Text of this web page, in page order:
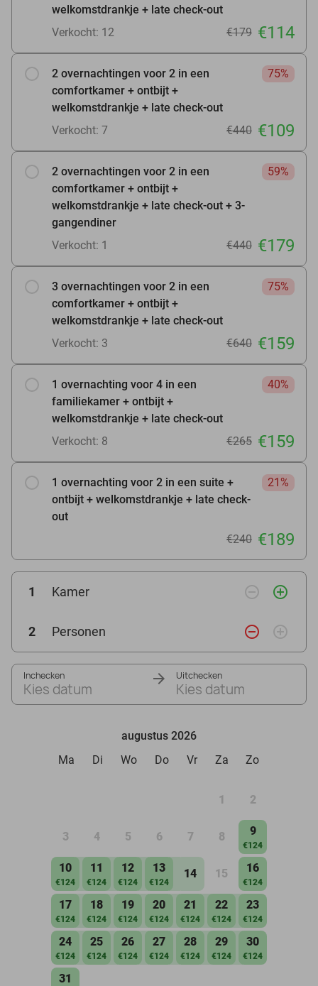
welkomstdrankje + late check-out
Verkocht: 12 €179 €114
2 overnachtingen voor 2 in een
comfortkamer + ontbijt +
welkomstdrankje + late check-out
75%
Verkocht: 7 €440 €109
2 overnachtingen voor 2 in een
comfortkamer + ontbijt +
welkomstdrankje + late check-out + 3-
gangendiner
59%
Verkocht: 1 €440 €179
3 overnachtingen voor 2 in een
comfortkamer + ontbijt +
welkomstdrankje + late check-out
75%
Verkocht: 3 €640 €159
1 overnachting voor 4 in een
familiekamer + ontbijt +
welkomstdrankje + late check-out
40%
Verkocht: 8 €265 €159
1 overnachting voor 2 in een suite +
ontbijt + welkomstdrankje + late check-
out
21%
€240 €189
1 Kamer remove_circle_outline add_circle_outline
2 Personen remove_circle_outline add_circle_outline
Inchecken
Kies datum
Uitchecken
Kies datum
augustus 2026
Ma
Di Wo Do Vr Za Zo
1 2
3 4 5 6 7 8 9
€124
10
€124
11
€124
12
€124
13
€124
14 15 16
€124
17
€124
18
€124
19
€124
20
€124
21
€124
22
€124
23
€124
24
€124
25
€124
26
€124
27
€124
28
€124
29
€124
30
€124
31